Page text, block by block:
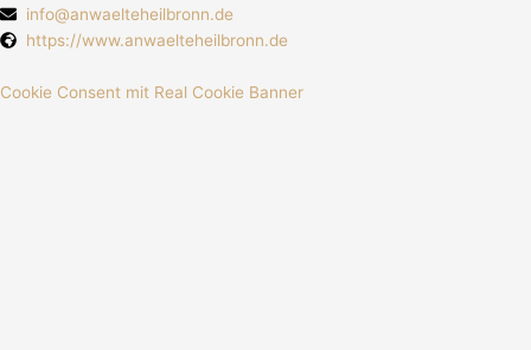
info@anwaelteheilbronn.de
https://www.anwaelteheilbronn.de
Cookie Consent mit Real Cookie Banner